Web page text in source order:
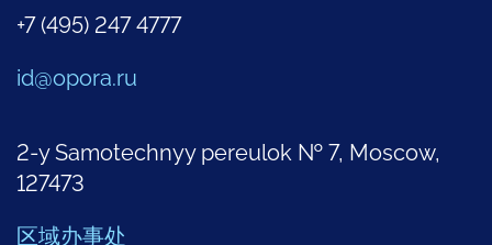
+7 (495) 247 4777
id@opora.ru
2-y Samotechnyy pereulok № 7, Moscow,
127473
区域办事处